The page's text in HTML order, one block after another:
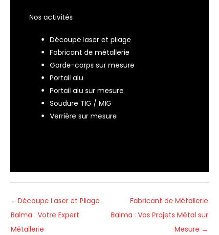
Nos activités
Découpe laser et pliage
Fabricant de métallerie
Garde-corps sur mesure
Portail alu
Portail alu sur mesure
Soudure TIG / MIG
Verrière sur mesure
←Découpe Laser et Pliage
Balma : Votre Expert
Métallerie
Fabricant de Métallerie
Balma : Vos Projets Métal sur
Mesure →